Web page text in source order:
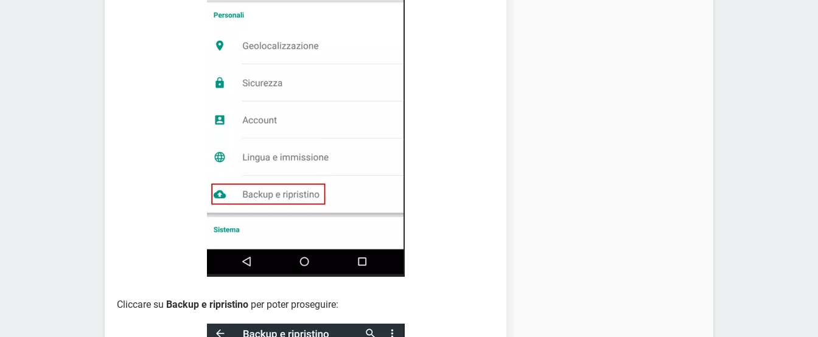
Cliccare su Backup e ripristino per poter proseguire: